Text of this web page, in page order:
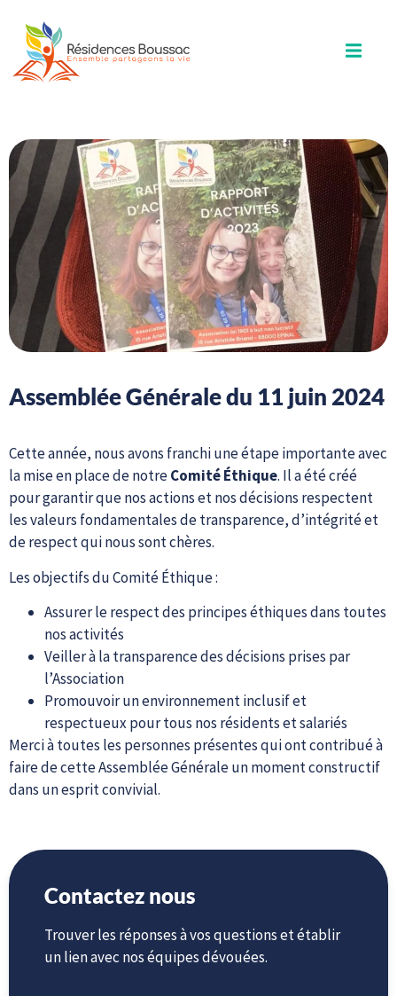
Assemblée Générale du 11 juin 2024
Cette année, nous avons franchi une étape importante avec
la mise en place de notreComité Éthique. Il a été créé
pour garantir que nos actions et nos décisions respectent
les valeurs fondamentales de transparence, d’intégrité et
de respect qui nous sont chères.
Les objectifs du Comité Éthique :
Assurer le respect des principes éthiques dans toutes
nos activités
Veiller à la transparence des décisions prises par
l’Association
Promouvoir un environnement inclusif et
respectueux pour tous nos résidents et salariés
Merci à toutes les personnes présentes qui ont contribué à
faire de cette Assemblée Générale un moment constructif
dans un esprit convivial.
Contactez nous
Trouver les réponses à vos questions et établir
un lien avec nos équipes dévouées.